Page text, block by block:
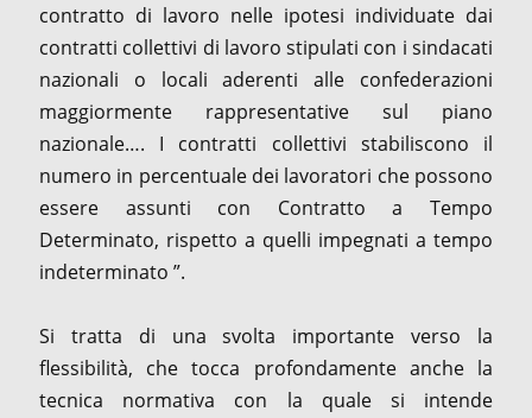
contratto di lavoro nelle ipotesi individuate dai
contratti collettivi di lavoro stipulati con i sindacati
nazionali o locali aderenti alle confederazioni
maggiormente rappresentative sul piano
nazionale…. I contratti collettivi stabiliscono il
numero in percentuale dei lavoratori che possono
essere assunti con Contratto a Tempo
Determinato, rispetto a quelli impegnati a tempo
indeterminato ”.
Si tratta di una svolta importante verso la
flessibilità, che tocca profondamente anche la
tecnica normativa con la quale si intende